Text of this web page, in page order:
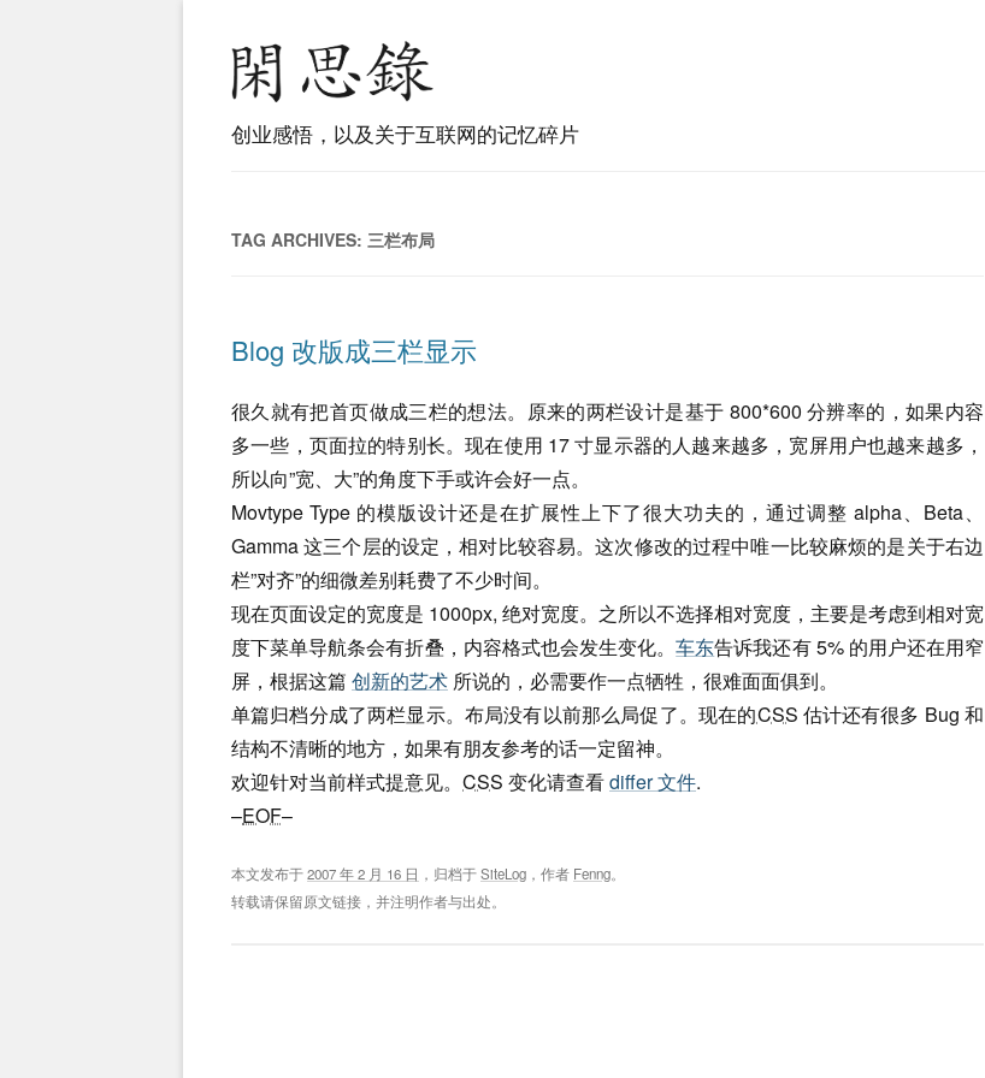
创业感悟，以及关于互联网的记忆碎片
TAG ARCHIVES: 三栏布局
Blog 改版成三栏显示
很久就有把首页做成三栏的想法。原来的两栏设计是基于 800*600 分辨率的，如果内容
多一些，页面拉的特别长。现在使用 17 寸显示器的人越来越多，宽屏用户也越来越多，
所以向”宽、大”的角度下手或许会好一点。
Movtype Type 的模版设计还是在扩展性上下了很大功夫的，通过调整 alpha、Beta、
Gamma 这三个层的设定，相对比较容易。这次修改的过程中唯一比较麻烦的是关于右边
栏”对齐”的细微差别耗费了不少时间。
现在页面设定的宽度是 1000px, 绝对宽度。之所以不选择相对宽度，主要是考虑到相对宽
度下菜单导航条会有折叠，内容格式也会发生变化。车东告诉我还有 5% 的用户还在用窄
屏，根据这篇 创新的艺术 所说的，必需要作一点牺牲，很难面面俱到。
单篇归档分成了两栏显示。布局没有以前那么局促了。现在的CSS 估计还有很多 Bug 和
结构不清晰的地方，如果有朋友参考的话一定留神。
欢迎针对当前样式提意见。 CSS 变化请查看differ 文件.
–EOF–
本文发布于2007 年 2 月 16 日 ，归档于SiteLog ，作者 Fenng。
转载请保留原文链接，并注明作者与出处。